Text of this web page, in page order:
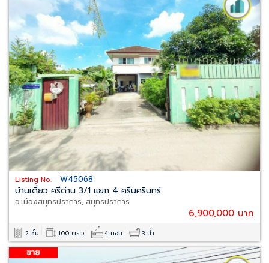
Listing No. W45068
บ้านเดี่ยว ศรีด่าน 3/1 แยก 4 ศรีนครินทร์
อ.เมืองสมุทรปราการ, สมุทรปราการ
6,900,000 บาท
2 ชั้น 100 ตร.ว. 4 นอน 3 น้ำ